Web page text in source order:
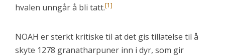
hvalen unngår å bli tatt.[1]
NOAH er sterkt kritiske til at det gis tillatelse til å
skyte 1278 granatharpuner inn i dyr, som gir